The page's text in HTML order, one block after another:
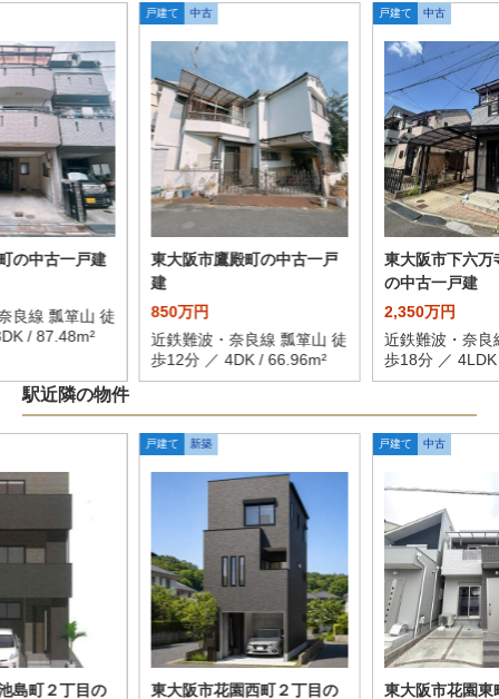
の中古一戸建
良線 瓢箪山 徒
/ 87.48m²
戸建て 中古
東大阪市鷹殿町の中古一戸
建
850万円
近鉄難波・奈良線 瓢箪山 徒
歩12分 ／ 4DK / 66.96m²
戸建て 中古
東大阪市下六万
の中古一戸建
2,350万円
近鉄難波・奈良
歩18分 ／
駅近隣の物件
島町２丁目の
戸建て 新築
東大阪市花園西町２丁目の
戸建て 中古
東大阪市花園東